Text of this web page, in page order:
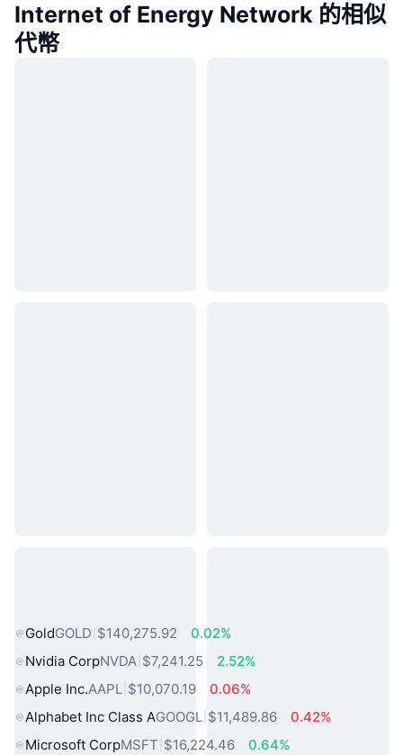
Internet of Energy Network 的相似
代幣
GoldGOLD $140,275.92
0.02%
Nvidia CorpNVDA $7,241.25
2.52%
Apple Inc.AAPL $10,070.19
0.06%
Alphabet Inc Class AGOOGL $11,489.86
0.42%
Microsoft CorpMSFT $16,224.46 0.64%